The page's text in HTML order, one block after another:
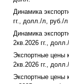
Динамика
гг., долл./л, руб./л
Динамика
2кв.2026 гг.,
Экспортные цены
2кв.2026 гг.,
Экспортные цены